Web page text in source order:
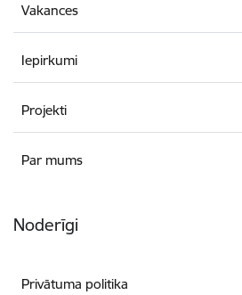
Vakances
Iepirkumi
Projekti
Par mums
Noderīgi
Privātuma politika